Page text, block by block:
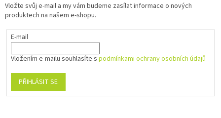
Vložte svůj e-mail a my vám budeme zasílat informace o nových
produktech na našem e-shopu.
E-mail
Vložením e-mailu souhlasíte s podmínkami ochrany osobních údajů
PŘIHLÁSIT SE